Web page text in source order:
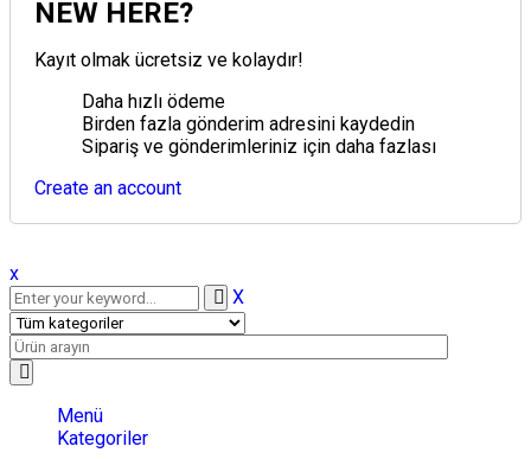
NEW HERE?
Kayıt olmak ücretsiz ve kolaydır!
Daha hızlı ödeme
Birden fazla gönderim adresini kaydedin
Sipariş ve gönderimleriniz için daha fazlası
Create an account
x
X
Menü
Kategoriler